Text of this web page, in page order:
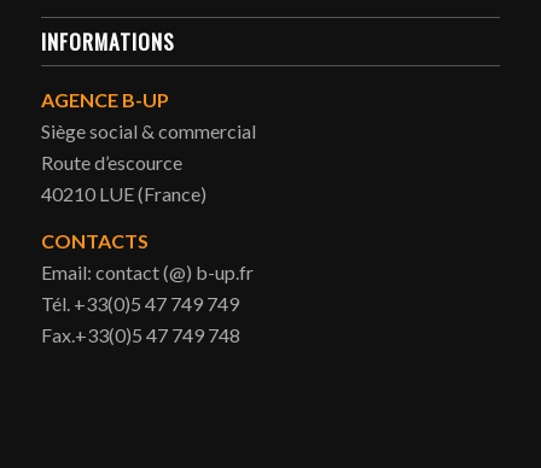
INFORMATIONS
AGENCE B-UP
Siège social & commercial
Route d’escource
40210 LUE (France)
CONTACTS
Email: contact (@) b-up.fr
Tél. +33(0)5 47 749 749
Fax.+33(0)5 47 749 748